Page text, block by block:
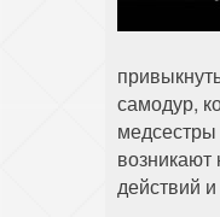
самодур,
возникают
действий